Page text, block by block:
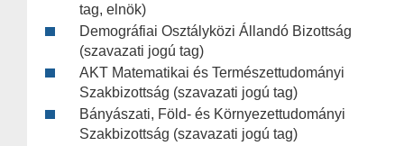
tag, elnök)
Demográfiai Osztályközi Állandó Bizottság
(szavazati jogú tag)
AKT Matematikai és Természettudományi
Szakbizottság (szavazati jogú tag)
Bányászati, Föld- és Környezettudományi
Szakbizottság (szavazati jogú tag)